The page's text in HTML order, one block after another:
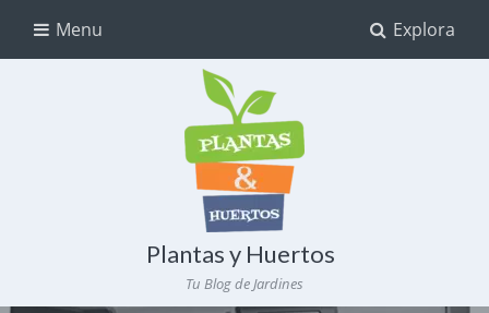
Explora
Menu
Plantas y Huertos
Tu Blog de Jardines